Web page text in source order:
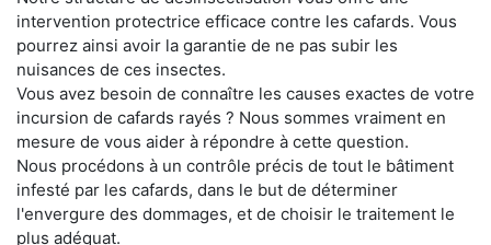
intervention protectrice efficace contre les cafards. Vous
pourrez ainsi avoir la garantie de ne pas subir les
nuisances de ces insectes.
Vous avez besoin de connaître les causes exactes de votre
incursion de cafards rayés ? Nous sommes vraiment en
mesure de vous aider à répondre à cette question.
Nous procédons à un contrôle précis de tout le bâtiment
infesté par les cafards, dans le but de déterminer
l'envergure des dommages, et de choisir le traitement le
plus adéquat.